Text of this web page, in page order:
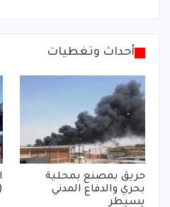
أحداث وتغطيات
حريق بمصنع بمحلية
بحري والدفاع المدني
يسيطر
(11000) جالون